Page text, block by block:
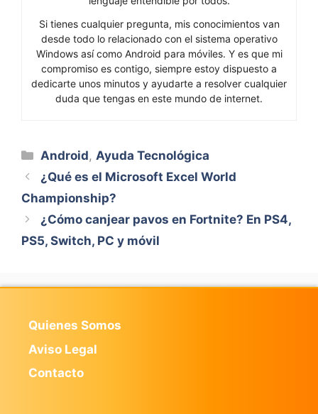
Si tienes cualquier pregunta, mis conocimientos van
desde todo lo relacionado con el sistema operativo
Windows así como Android para móviles. Y es que mi
compromiso es contigo, siempre estoy dispuesto a
dedicarte unos minutos y ayudarte a resolver cualquier
duda que tengas en este mundo de internet.
Categorías
Android,Ayuda Tecnológica
¿Qué es el Microsoft Excel World
Championship?
¿Cómo canjear pavos en Fortnite? En PS4,
PS5, Switch, PC y móvil
Quienes Somos
Aviso Legal
Contacto